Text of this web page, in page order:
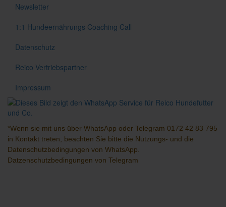
Newsletter
1:1 Hundeernährungs Coaching Call
Datenschutz
Reico Vertriebspartner
Impressum
*Wenn sie mit uns über WhatsApp oder Telegram 0172 42 83 795
in Kontakt treten, beachten Sie bitte die Nutzungs- und die
Datenschutzbedingungen von WhatsApp.
Datzenschutzbedingungen von Telegram